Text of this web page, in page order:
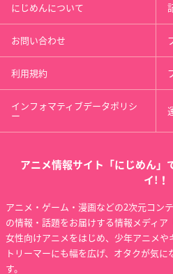
にじめんについて
お問い合わせ
利用規約
インフォマティブデータポリシ
ー
アニメ情報サイト「にじめん」
イ!！
アニメ・ゲーム・漫画などの2次元コン
の情報・話題をお届けする情報メディア
女性向けアニメをはじめ、少年アニメや
トリーマーにも幅を広げ、オタクが気
す。